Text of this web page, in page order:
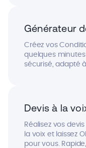
Générateur
Créez vos
quelques
sécurisé, adapté
Devis à la
Réalisez vos
la voix et laissez
pour vous.